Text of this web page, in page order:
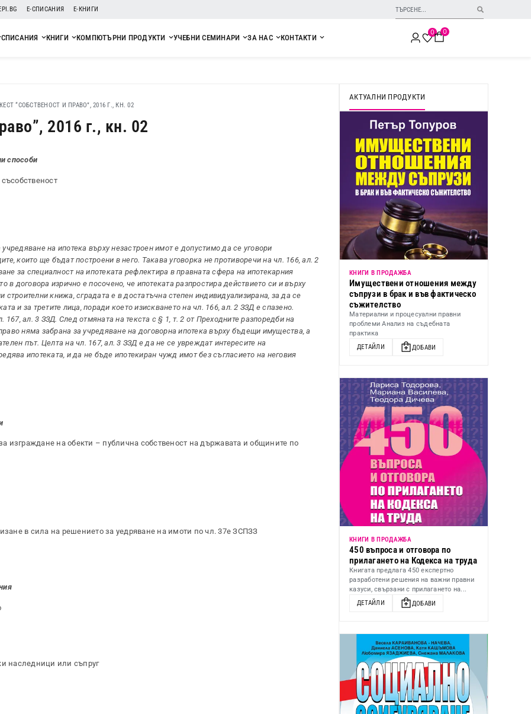
Е-СПИСАНИЯ Е-КНИГИ
СПИСАНИЯ КНИГИ КОМПЮТЪРНИ ПРОДУКТИ УЧЕБНИ СЕМИНАРИ ЗА НАС КОНТАКТИ
0 0
“СОБСТВЕНОСТ И ПРАВО”, 2016 Г., КН. 02
2016 г., кн. 02
способи
на ипотека върху незастроен имот е допустимо да се уговори
които ще бъдат построени в него. Такава уговорка не противоречи на чл. 166, ал. 2
за специалност на ипотеката рефлектира в правната сфера на ипотекарния
договора изрично е посочено, че ипотеката разпростира действието си и върху
книжа, сградата е в достатъчна степен индивидуализирана, за да се
и за третите лица, поради което изискването на чл. 166, ал. 2 ЗЗД е спазено.
167, ал. 3 ЗЗД. След отмяната на текста с § 1, т. 2 от Преходните разпоредби на
няма забрана за учредяване на договорна ипотека върху бъдещи имущества, а
път. Целта на чл. 167, ал. 3 ЗЗД е да не се увреждат интересите на
ипотеката, и да не бъде ипотекиран чужд имот без съгласието на неговия
изграждане на обекти – публична собственост на държавата и общините по
в сила на решението за уедряване на имоти по чл. 37е ЗСПЗЗ
наследници или съпруг
АКТУАЛНИ ПРОДУКТИ
КНИГИ В ПРОДАЖБА
Имуществени отношения между
съпрузи в брак и във фактическо
съжителство
Материални и процесуални правни
проблеми Анализ на съдебната
практика
ДЕТАЙЛИ
ДОБАВИ
КНИГИ В ПРОДАЖБА
450 въпроса и отговора по
прилагането на Кодекса на труда
Книгата предлага 450 експертно
разработени решения на важни правни
казуси, свързани с прилагането на...
ДЕТАЙЛИ
ДОБАВИ